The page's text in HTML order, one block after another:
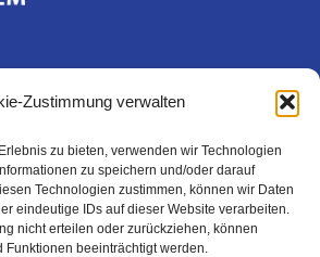
Zustimmung verwalten
zu bieten, verwenden wir Technologien
zu speichern und/oder darauf
Technologien zustimmen, können wir Daten
eindeutige IDs auf dieser Website verarbeiten.
nicht erteilen oder zurückziehen, können
Funktionen beeinträchtigt werden.